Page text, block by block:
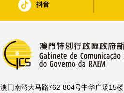
抖音
澳门南湾大马路762-804号中华广场15楼